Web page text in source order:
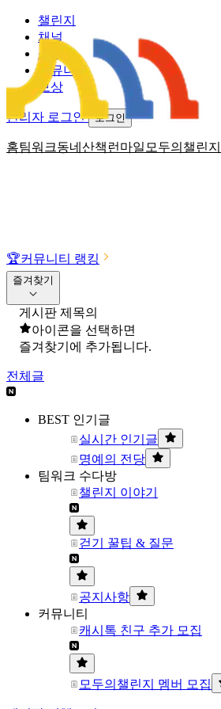
홈팀워크동네산책 런마일 모두의챌린지
챌린지
채널
소식
커뮤니티
보상
관리자 로그인 로그인
🏆커뮤니티 랭킹
즐겨찾기
게시판 제목의
아이콘을 선택하면
즐겨찾기에 추가됩니다.
전체글
BEST 인기글
실시간 인기글
명예의 전당
팀워크 수다방
챌린지 이야기
걷기 꿀팁 & 질문
공지사항
커뮤니티
캐시톡 친구 추가 모집
모두의챌린지 멤버 모집